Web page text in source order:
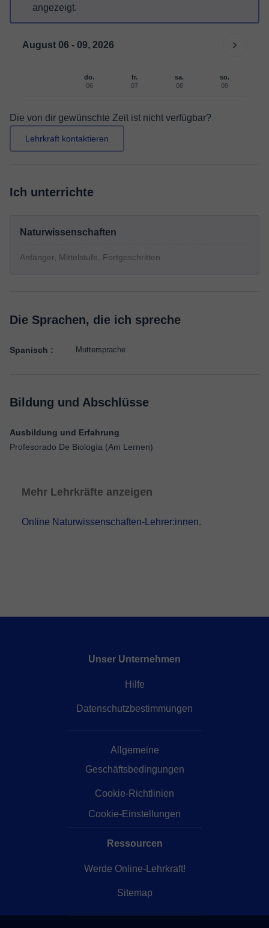
angezeigt.
August 06 - 09, 2026
do.
06
fr.
07
sa.
08
so.
09
Die von dir gewünschte Zeit ist nicht verfügbar?
Lehrkraft kontaktieren
Ich unterrichte
Naturwissenschaften
Anfänger, Mittelstufe, Fortgeschritten
Die Sprachen, die ich spreche
Spanisch : Muttersprache
Bildung und Abschlüsse
Ausbildung und Erfahrung
Profesorado De Biología (Am Lernen)
Mehr Lehrkräfte anzeigen
Online Naturwissenschaften-Lehrer:innen.
Unser Unternehmen
Hilfe
Datenschutzbestimmungen
Allgemeine
Geschäftsbedingungen
Cookie-Richtlinien
Cookie-Einstellungen
Ressourcen
Werde Online-Lehrkraft!
Sitemap